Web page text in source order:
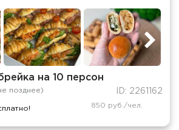
на 10 персон
позднее) ID: 2261162
850 руб./чел.